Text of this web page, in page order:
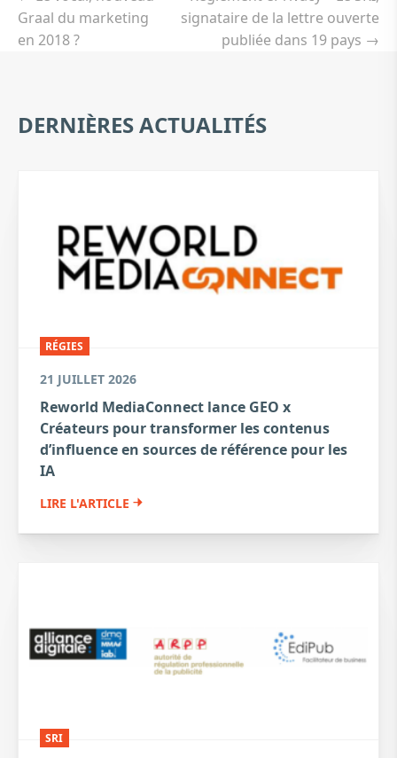
l’article
Graal du marketing
en 2018 ?
signataire de la lettre ouverte
publiée dans 19 pays →
DERNIÈRES ACTUALITÉS
RÉGIES
21 JUILLET 2026
Reworld MediaConnect lance GEO x
Créateurs pour transformer les contenus
d’influence en sources de référence pour les
IA
LIRE L'ARTICLE
SRI